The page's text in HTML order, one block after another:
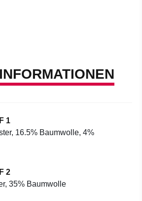
1
16.5% Baumwolle, 4%
2
35% Baumwolle